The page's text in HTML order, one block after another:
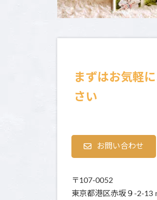
まずはお気軽
さい
お問い合わせ
〒107-0052
東京都港区赤坂９-2-13